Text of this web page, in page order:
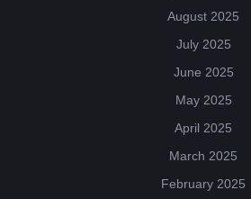
August 2025
July 2025
June 2025
May 2025
April 2025
March 2025
February 2025